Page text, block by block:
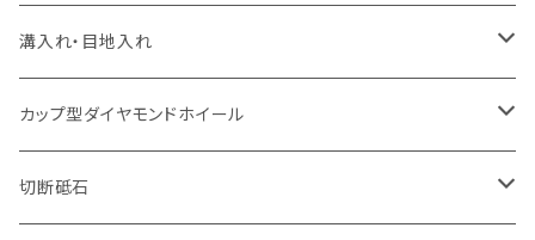
一般道路カッター用
セグメント（特殊凸凹加工チップ
セグメント
セグメント（特殊凸凹加工チップ
インターロッキング切断用
セグメントタイプ
一般道路カッター用
鋳鉄管切断用
セグメントタイプ
ヒューム管・U字溝切断用
セグメント（特殊凸凹加工チップ
セグメント
セグメント（特殊凸凹加工チップ
レンガ切断用
セグメント
セグメント（特殊凸凹加工チップ
インターロッキング切断用
セグメントタイプ
鋳鉄管切断用
一般道路カッター用
セグメントタイプ
インターロッキング切断用
セグメントタイプ
一般道路カッター用
鋳鉄管切断用
セグメントタイプ
ヒューム管・U字溝切断用
有効長 250mm
有効長 370mm
Ｃロット
有効長 250mm
M27
有効長 250mm
道路（アスファルト用）
255mm（10インチ）
305mm（12インチ）
道路（コンクリート舗装面）
255mm（10インチ）
道路（アス・コン兼用）
溝入れ・目地入れ
V型チップ
ストレート型チップ
カップ型ダイヤモンドホイール
100mm（4インチ）
切断砥石